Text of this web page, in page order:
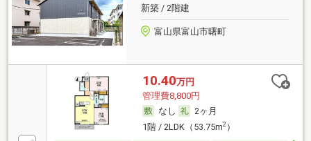
新築 / 2階建
富山県富山市曙町
10.40万円
管理費8,800円
なし
2ヶ月
1階 / 2LDK（53.75m2）